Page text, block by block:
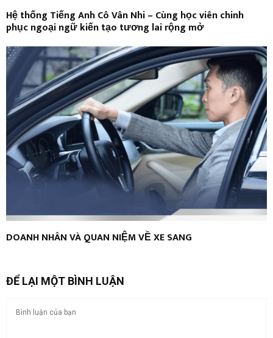
Hệ thống Tiếng Anh Cô Vân Nhi – Cùng học viên chinh
phục ngoại ngữ kiến tạo tương lai rộng mở
DOANH NHÂN VÀ QUAN NIỆM VỀ XE SANG
ĐỂ LẠI MỘT BÌNH LUẬN